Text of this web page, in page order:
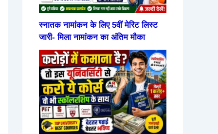
स्नातक नामांकन के लिए 5वीं मेरिट लिस्ट
जारी- मिला नामांकन का अंतिम मौका